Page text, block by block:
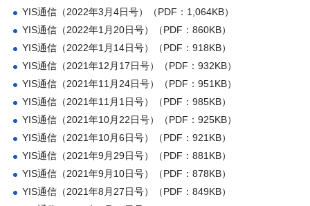
YIS通信（2022年3月4日号）（PDF：1,064KB）
YIS通信（2022年1月20日号）（PDF：860KB）
YIS通信（2022年1月14日号）（PDF：918KB）
YIS通信（2021年12月17日号）（PDF：932KB）
YIS通信（2021年11月24日号）（PDF：951KB）
YIS通信（2021年11月1日号）（PDF：985KB）
YIS通信（2021年10月22日号）（PDF：925KB）
YIS通信（2021年10月6日号）（PDF：921KB）
YIS通信（2021年9月29日号）（PDF：881KB）
YIS通信（2021年9月10日号）（PDF：878KB）
YIS通信（2021年8月27日号）（PDF：849KB）